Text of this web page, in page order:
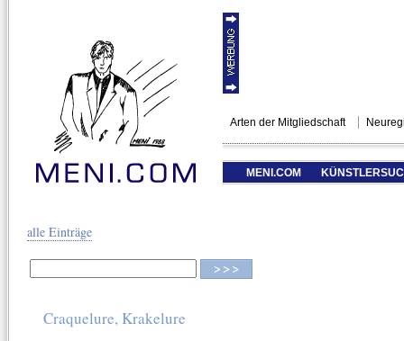
Arten der Mitgliedschaft
MENI.COM
alle Einträge
Craquelure, Krakelure